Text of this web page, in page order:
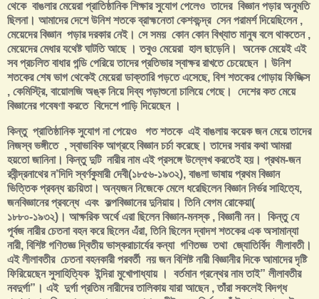
থেকে বাঙলার মেয়েরা প্রাতিষ্ঠানিক শিক্ষার সুযোগ পেলেও তাদের বিজ্ঞান পড়ার অনুমতি
ছিলনা। আমাদের দেশে উনিশ শতকে ব্রাহ্মনেতা কেশবচন্দ্র সেন পরামর্শ দিয়েছিলেন ,
মেয়েদের বিজ্ঞান পড়ার দরকার নেই। সে সময় কোন কোন বিখ্যাত মানুষ বলে থাকতেন ,
মেয়েদের মেধার যথেষ্ট ঘাটতি আছে । তবুও মেয়েরা হাল ছাড়েনি। অনেক মেয়েই এই
সব প্রচলিত বাধার গন্ডি পেরিয়ে তাদের প্রতিভার স্বাক্ষর রাখতে চেয়েছেন । উনিশ
শতকের শেষ ভাগ থেকেই মেয়েরা ডাক্তারি পড়তে এসেছে, বিশ শতকের গোড়ায় ফিজিক্স
, কেমিস্ট্রি, বায়োলজি অঙ্ক নিয়ে দিব্য পড়াশুনো চালিয়ে গেছে। দেশের কত মেয়ে
বিজ্ঞানের গবেষণা করতে বিদেশে পাড়ি দিয়েছেন ।
কিন্তু প্রাতিষ্ঠানিক সুযোগ না পেয়েও গত শতকে এই বাঙলায় কয়েক জন মেয়ে তাদের
নিজস্ব ভঙ্গীতে , স্বাভাবিক আগ্রহে বিজ্ঞান চর্চা করেছে। তাদের সবার কথা আমরা
হয়তো জানিনা। কিন্তু দুটি নারীর নাম এই প্রসঙ্গে উল্লেখ করতেই হয়। প্রথম-জন
রবীন্দ্রনাথের ন’দিদি স্বর্ণকুমারী দেবী(১৮৫৬-১৯৩২), বাঙলা ভাষায় প্রথম বিজ্ঞান
ভিত্তিক প্রবন্ধ রচয়িতা। অন্যজন নিজেকে মেলে ধরেছিলেন বিজ্ঞান নির্ভর সাহিত্যে,
জনবিজ্ঞানের প্রবন্ধে এবং কল্পবিজ্ঞানের দুনিয়ায়। তিনি বেগম রোকেয়া(
১৮৮০-১৯৩২)। আক্ষরিক অর্থে এরা ছিলেন বিজ্ঞান-মনস্ক , বিজ্ঞানী নন। কিন্তু যে
পূর্বজ নারীর চেতনা বহন করে ছিলেন এঁরা, তিনি ছিলেন দ্বাদশ শতকের এক অসামান্যা
নারী, বিশিষ্ট গণিতজ্ঞ দ্বিতীয় ভাস্করাচার্যের কন্যা গণিতজ্ঞ তথা জ্যোতির্বিদ লীলাবতী।
এই লীলাবতীর চেতনা বহনকারী পরবর্তী নয় জন বিশিষ্ট নারী বিজ্ঞানীর দিকে আমাদের দৃষ্টি
ফিরিয়েছেন সুসাহিত্যিক ইন্দিরা মুখোপাধ্যায় । বর্তমান গ্রন্থের নাম তাই” লীলাবতীর
নবদুর্গা”। এই দুর্গা প্রতিম নারীদের তালিকায় যারা আছেন , তাঁরা সকলেই বিদগ্ধ